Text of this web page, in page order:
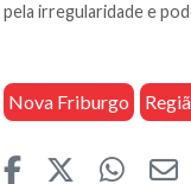
pela irregularidade e
Nova Friburgo